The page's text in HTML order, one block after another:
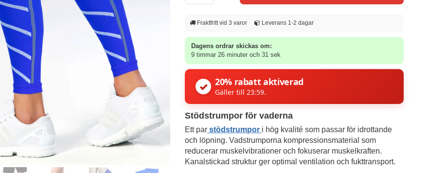
Fraktfritt vid 3 varor Leverans 1-2 dagar
Dagens ordrar skickas om:
9 timmar 26 minuter och 30 sek
✓ 20% rabatt aktiverad
Gäller till 23:59.
Stödstrumpor för vaderna
Ett par stödstrumpor i hög kvalité som passar för idrottande
och löpning. Vadstrumporna kompressionsmaterial som
reducerar muskelvibrationer och fokuserar muskelkraften.
Kanalstickad struktur ger optimal ventilation och fukttransport.